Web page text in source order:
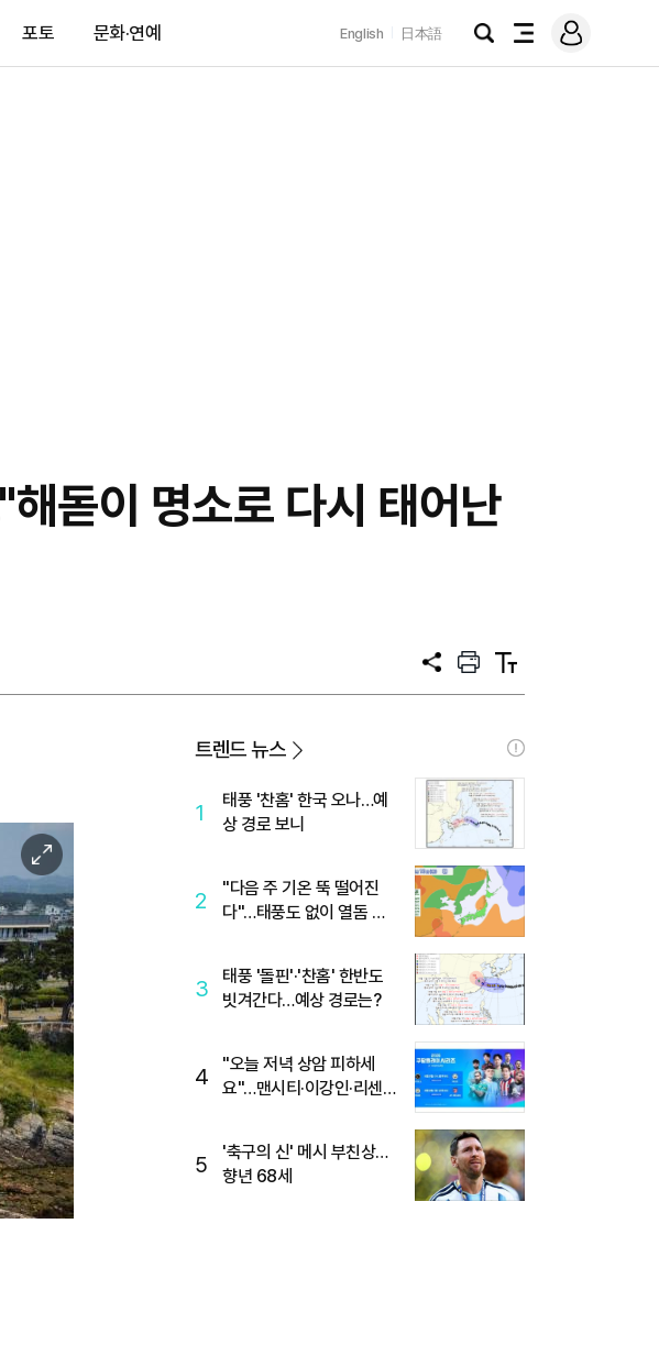
포토 문화·연예 English 日本語
검
전
메
그
돋이 명소로 다시 태어난
공
프
트
텍
트
이
미
지
확
대
트렌드 뉴스
1
태풍 '찬홈' 한국 오나…예
상 경로 보니
2
"다음 주 기온 뚝 떨어진
다"…태풍도 없이 열돔 박
3
태풍 '돌핀'·'찬홈' 한반도
빗겨간다…예상 경로는?
4
"오늘 저녁 상암 피하세
요"…맨시티·이강인·리센느
5
'축구의 신' 메시 부친상…
향년 68세